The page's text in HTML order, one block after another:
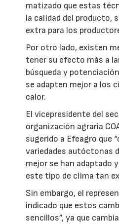
matizado que estas
la calidad del producto,
extra para los
Por otro lado, existen
tener su efecto más a
búsqueda y
se adapten mejor a los
calor.
El vicepresidente del
organización agraria
sugerido a Efeagro que
variedades autóctonas
mejor se han adaptado
este tipo de clima tan
Sin embargo, el
indicado que estos
sencillos”, ya que